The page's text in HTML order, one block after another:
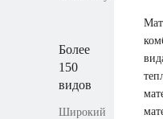
Более
150
видов
Широкий